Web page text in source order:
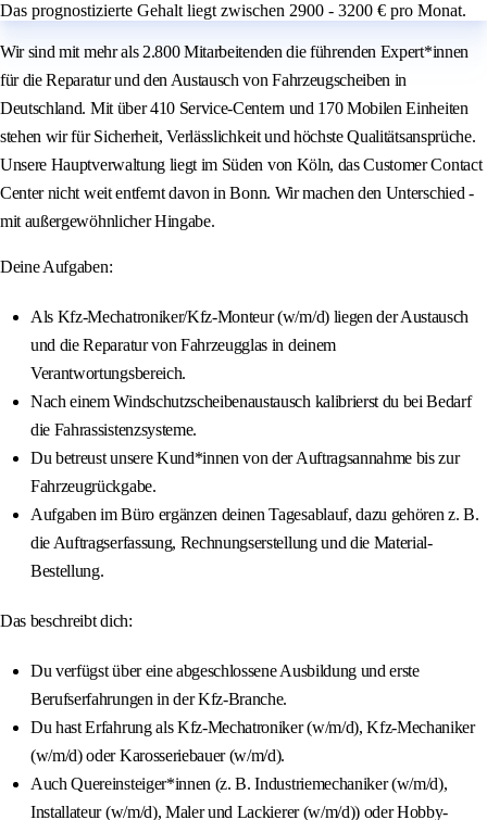
Das prognostizierte Gehalt liegt zwischen 2900 - 3200 € pro Monat.
Wir sind mit mehr als 2.800 Mitarbeitenden die führenden Expert*innen
für die Reparatur und den Austausch von Fahrzeugscheiben in
Deutschland. Mit über 410 Service-Centern und 170 Mobilen Einheiten
stehen wir für Sicherheit, Verlässlichkeit und höchste Qualitätsansprüche.
Unsere Hauptverwaltung liegt im Süden von Köln, das Customer Contact
Center nicht weit entfernt davon in Bonn. Wir machen den Unterschied -
mit außergewöhnlicher Hingabe.
Deine Aufgaben:
Als Kfz-Mechatroniker/Kfz-Monteur (w/m/d) liegen der Austausch
und die Reparatur von Fahrzeugglas in deinem
Verantwortungsbereich.
Nach einem Windschutzscheibenaustausch kalibrierst du bei Bedarf
die Fahrassistenzsysteme.
Du betreust unsere Kund*innen von der Auftragsannahme bis zur
Fahrzeugrückgabe.
Aufgaben im Büro ergänzen deinen Tagesablauf, dazu gehören z. B.
die Auftragserfassung, Rechnungserstellung und die Material-
Bestellung.
Das beschreibt dich:
Du verfügst über eine abgeschlossene Ausbildung und erste
Berufserfahrungen in der Kfz-Branche.
Du hast Erfahrung als Kfz-Mechatroniker (w/m/d), Kfz-Mechaniker
(w/m/d) oder Karosseriebauer (w/m/d).
Auch Quereinsteiger*innen (z. B. Industriemechaniker (w/m/d),
Installateur (w/m/d), Maler und Lackierer (w/m/d)) oder Hobby-